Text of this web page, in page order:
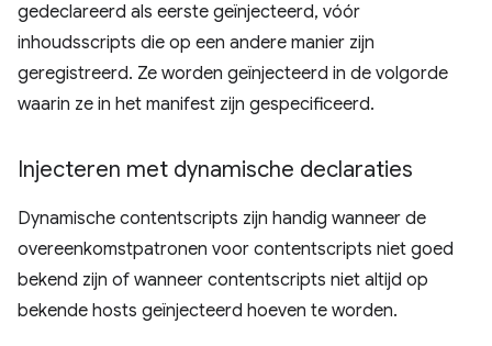
gedeclareerd als eerste geïnjecteerd, vóór
inhoudsscripts die op een andere manier zijn
geregistreerd. Ze worden geïnjecteerd in de volgorde
waarin ze in het manifest zijn gespecificeerd.
Injecteren met dynamische declaraties
Dynamische contentscripts zijn handig wanneer de
overeenkomstpatronen voor contentscripts niet goed
bekend zijn of wanneer contentscripts niet altijd op
bekende hosts geïnjecteerd hoeven te worden.